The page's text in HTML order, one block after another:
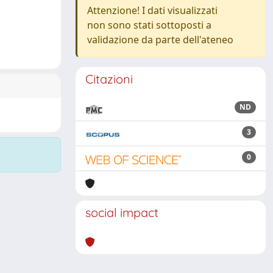
Attenzione! I dati visualizzati
non sono stati sottoposti a
validazione da parte dell'ateneo
Citazioni
ND
3
0
social impact